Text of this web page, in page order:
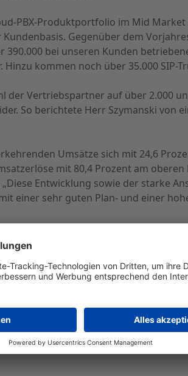
PBX-Produktportfolio im Mid
Gegenüber dem
bei unseren Kunden
kommen noch über 35.000 SIP-
der Vertriebspartner auf über 2.000
So berichtete Herr Szymanski von
Umsätze sich mit 24,6
mit 80,4 Prozent am oberen
Entwicklung sowie der starke
einer sehr guten Plan- und einer
positiven Entwicklung der
verbesserte sich die
bereinigte Personalaufwand um
von 39,6 Prozent nach
2018 auch unsere
in Österreich
der Vorstandschef. Im Zuge
auf den Umsatz erhöhte sich die